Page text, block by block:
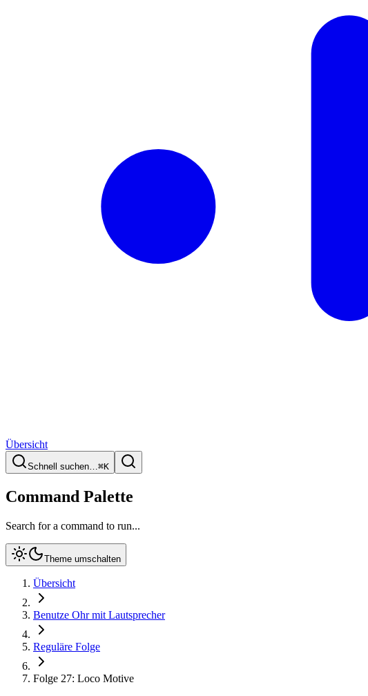
Übersicht
Schnell suchen…⌘K
Command Palette
Search for a command to run...
Theme umschalten
Übersicht
Benutze Ohr mit Lautsprecher
Reguläre Folge
Folge 27: Loco Motive